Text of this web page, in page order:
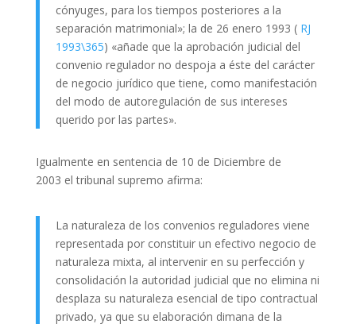
cónyuges, para los tiempos posteriores a la
separación matrimonial»; la de 26 enero 1993 ( RJ
1993\365) «añade que la aprobación judicial del
convenio regulador no despoja a éste del carácter
de negocio jurídico que tiene, como manifestación
del modo de autoregulación de sus intereses
querido por las partes».
Igualmente en sentencia de 10 de Diciembre de
2003 el tribunal supremo afirma:
La naturaleza de los convenios reguladores viene
representada por constituir un efectivo negocio de
naturaleza mixta, al intervenir en su perfección y
consolidación la autoridad judicial que no elimina ni
desplaza su naturaleza esencial de tipo contractual
privado, ya que su elaboración dimana de la